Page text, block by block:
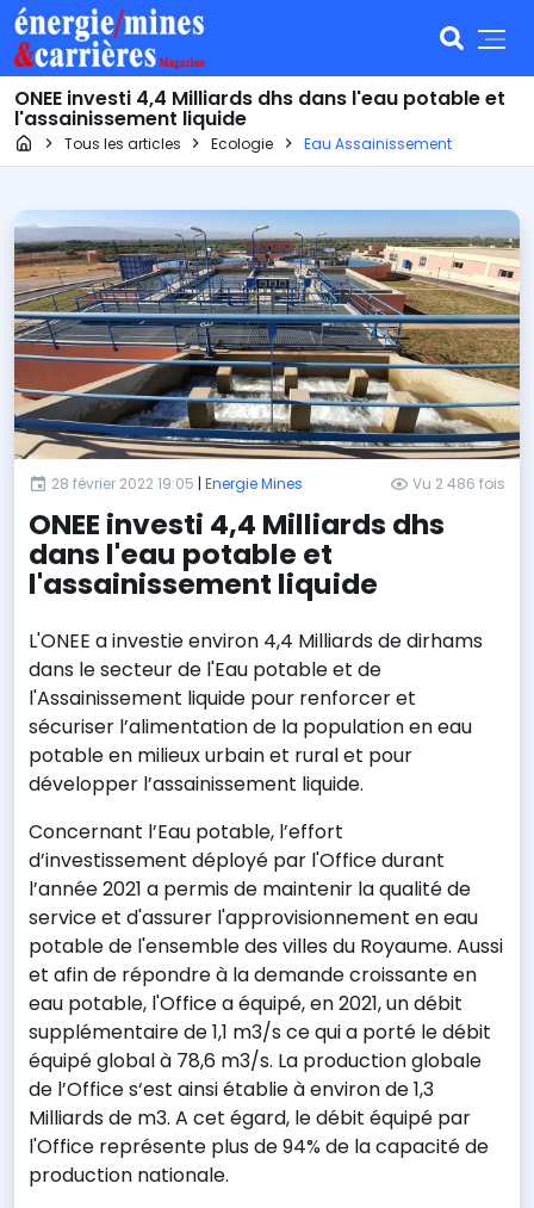
ONEE investi 4,4 Milliards dhs dans l'eau potable et
l'assainissement liquide
Page d'accueil
Tous les articles Ecologie Eau Assainissement
28 février 2022 19:05 | Energie Mines Vu 2 486 fois
ONEE investi 4,4 Milliards dhs
dans l'eau potable et
l'assainissement liquide
L'ONEE a investie environ 4,4 Milliards de dirhams
dans le secteur de l'Eau potable et de
l'Assainissement liquide pour renforcer et
sécuriser l’alimentation de la population en eau
potable en milieux urbain et rural et pour
développer l’assainissement liquide.
Concernant l’Eau potable, l’effort
d’investissement déployé par l'Office durant
l’année 2021 a permis de maintenir la qualité de
service et d'assurer l'approvisionnement en eau
potable de l'ensemble des villes du Royaume. Aussi
et afin de répondre à la demande croissante en
eau potable, l'Office a équipé, en 2021, un débit
supplémentaire de 1,1 m3/s ce qui a porté le débit
équipé global à 78,6 m3/s. La production globale
de l’Office s‘est ainsi établie à environ de 1,3
Milliards de m3. A cet égard, le débit équipé par
l'Office représente plus de 94% de la capacité de
production nationale.